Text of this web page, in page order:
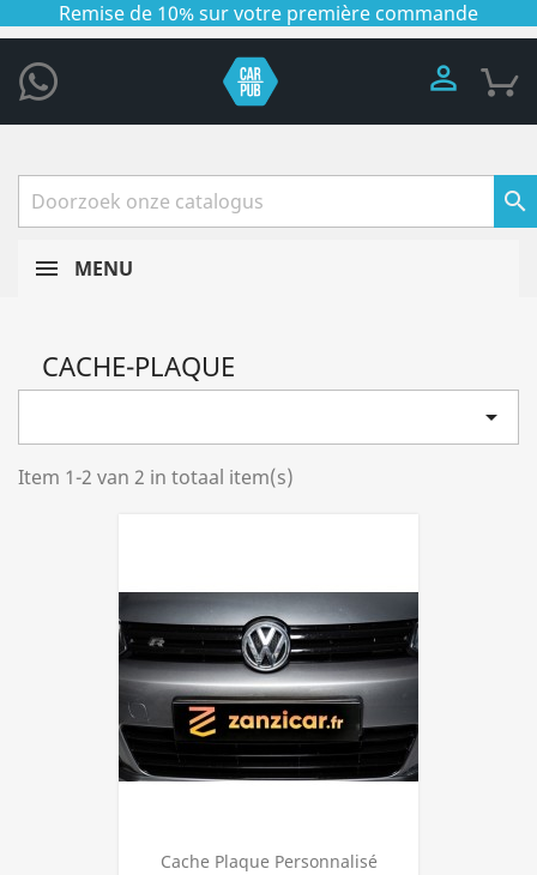
Remise de 10% sur votre première commande


MENU
CACHE-PLAQUE

Item 1-2 van 2 in totaal item(s)
Cache Plaque Personnalisé